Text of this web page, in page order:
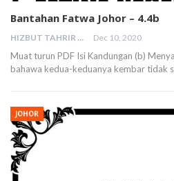
Bantahan Fatwa Johor – 4.4b
HIZBUT TAHRIR MALAYSIA Dec 10, 2020
Muat turun PDF Isi Kandungan (b)
bahawa kedua-keduanya kembar tidak
JOHOR